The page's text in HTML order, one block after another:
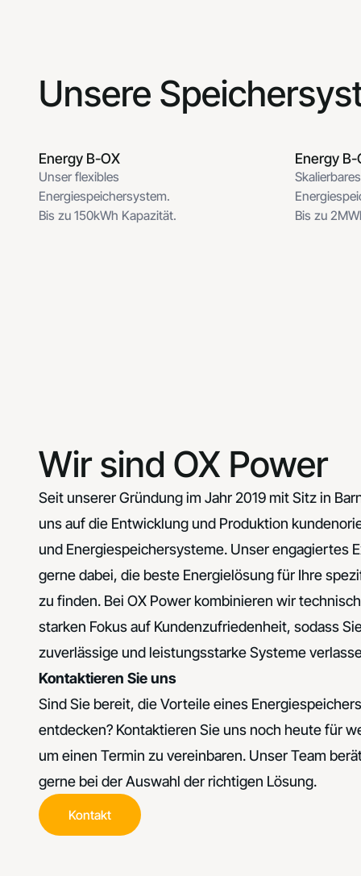
Unsere
Energy B-OX
Unser flexibles
Energiespeichersystem.
Bis zu 150kWh Kapazität.
Energy B-
Bis zu
Wir sind OX Power
Seit unserer Gründung im Jahr 2019 mit Sitz in
uns auf die Entwicklung und Produktion
und Energiespeichersysteme. Unser engagiertes
gerne dabei, die beste Energielösung für Ihre
zu finden. Bei OX Power kombinieren wir
starken Fokus auf Kundenzufriedenheit, sodass
zuverlässige und leistungsstarke Systeme
Kontaktieren Sie uns
Sind Sie bereit, die Vorteile eines
entdecken? Kontaktieren Sie uns noch heute für
um einen Termin zu vereinbaren. Unser Team
gerne bei der Auswahl der richtigen Lösung.
Kontakt
Kontakt